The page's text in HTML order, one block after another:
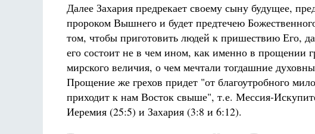
Далее Захария предрекает своему сыну будущее,
пророком Вышнего и будет предтечею
том, чтобы приготовить людей к пришествию Его,
его состоит не в чем ином, как именно в прощении
мирского величия, о чем мечтали тогдашние
Прощение же грехов придет "от благоутробного
приходит к нам Восток свыше", т.е. Мессия-
Иеремия (25:5) и Захария (3:8 и 6:12).